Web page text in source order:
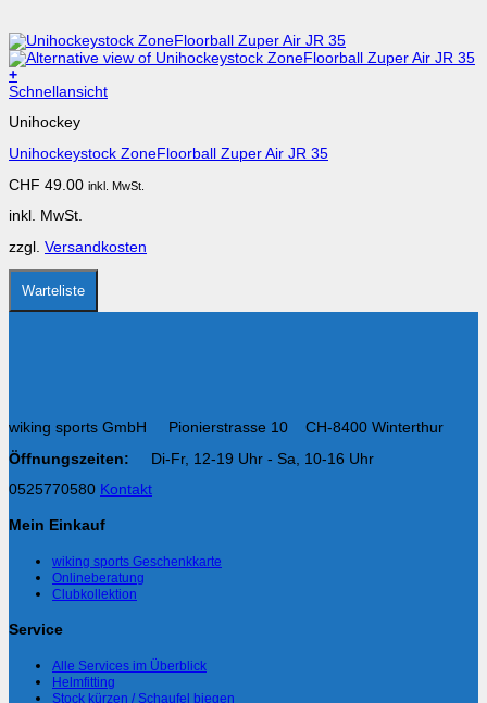
+
Dieses
weist
Varianten
Die
können
der
Produktseite
gewählt
Schnellansicht
Unihockey
Unihockeystock ZoneFloorball Zuper Air JR 35
CHF 49.00 inkl. MwSt.
inkl. MwSt.
zzgl. Versandkosten
Warteliste
wiking sports GmbH Pionierstrasse 10 CH-8400 Winterthur
Öffnungszeiten: Di-Fr, 12-19 Uhr - Sa, 10-16 Uhr
0525770580 Kontakt
Mein Einkauf
wiking sports Geschenkkarte
Onlineberatung
Clubkollektion
Service
Alle Services im Überblick
Helmfitting
Stock kürzen / Schaufel biegen